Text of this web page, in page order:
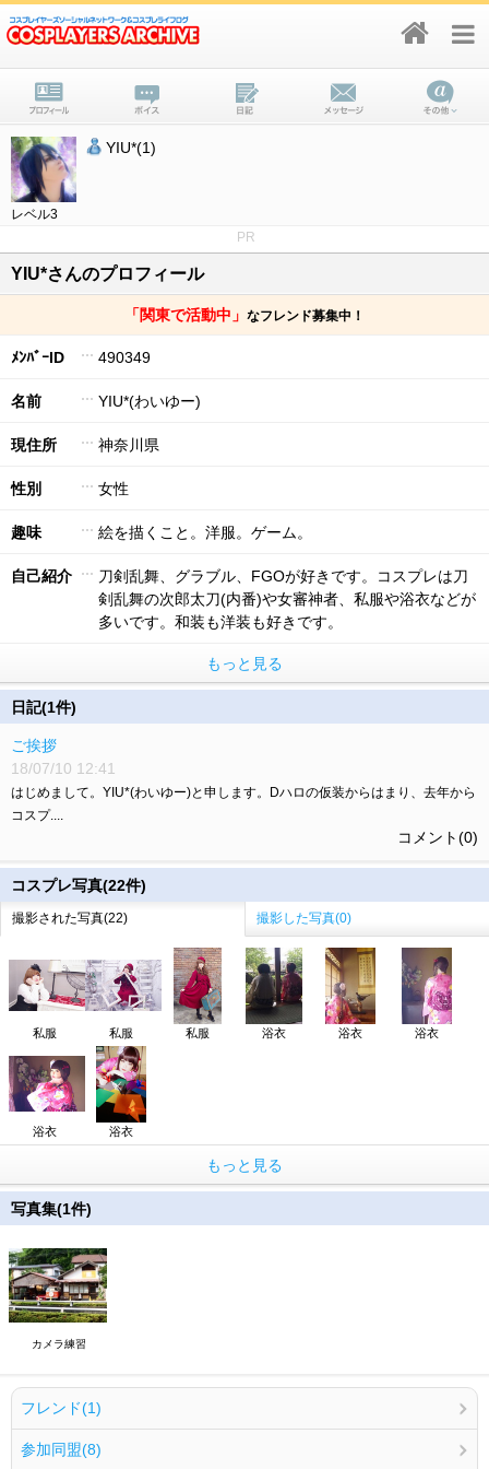
レベル3
YIU*(1)
PR
YIU*さんのプロフィール
「関東で活動中」 なフレンド募集中！
ﾒﾝﾊﾞｰID 490349
名前 YIU*(わいゆー)
現住所 神奈川県
性別 女性
趣味 絵を描くこと。洋服。ゲーム。
自己紹介
刀剣乱舞、グラブル、FGOが好きです。コスプレは刀
剣乱舞の次郎太刀(内番)や女審神者、私服や浴衣などが
多いです。和装も洋装も好きです。
もっと見る
日記(1件)
ご挨拶
18/07/10 12:41
はじめまして。YIU*(わいゆー)と申します。Dハロの仮装からはまり、去年から
コスプ....
コメント(0)
コスプレ写真(22件)
撮影された写真(22) 撮影した写真(0)
私服 私服 私服 浴衣 浴衣 浴衣
浴衣 浴衣
もっと見る
写真集(1件)
カメラ練習
フレンド(1)
参加同盟(8)